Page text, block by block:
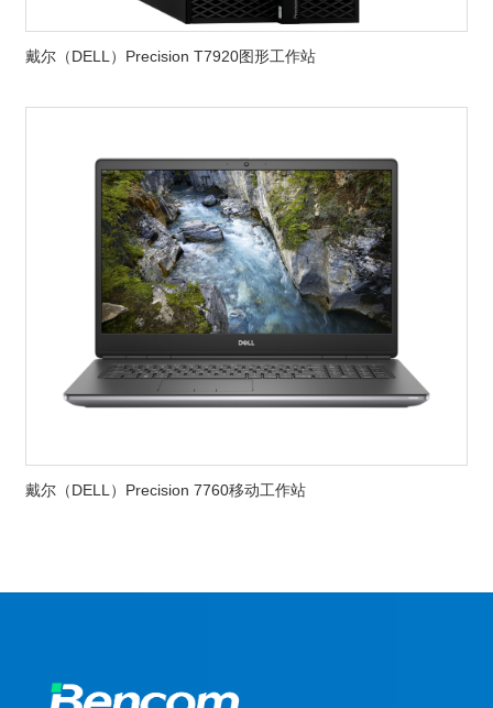
戴尔（DELL）Precision T7920图形工作站
戴尔（DELL）Precision 7760移动工作站